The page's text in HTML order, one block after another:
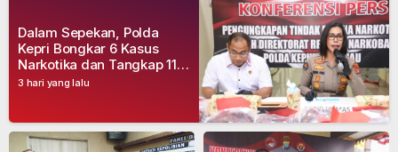
3 hari yang lalu
Dalam Sepekan, Polda
Kepri Bongkar 6 Kasus
Narkotika dan Tangkap 11
Tersangka